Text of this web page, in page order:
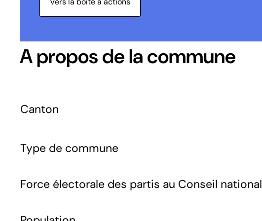
A propos de la commune
Canton
Type de commune
Force électorale des partis au Conseil national